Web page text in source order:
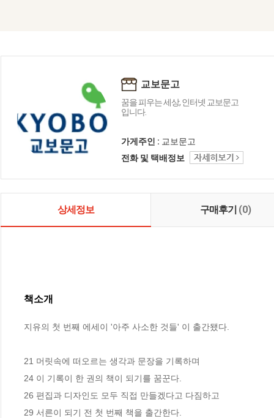
교보문고
꿈을 피우는 세상, 인터넷 교보문고
입니다.
가게주인 : 교보문고
전화 및 택배정보
상세정보 구매후기 (0)
책소개
지유의 첫 번째 에세이 '아주 사소한 것들' 이 출간됐다.
21 머릿속에 떠오르는 생각과 문장을 기록하며
24 이 기록이 한 권의 책이 되기를 꿈꾼다.
26 편집과 디자인도 모두 직접 만들겠다고 다짐하고
29 서른이 되기 전 첫 번째 책을 출간한다.